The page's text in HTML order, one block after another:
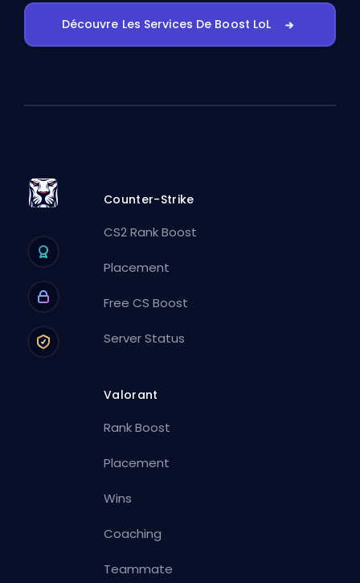
Découvre Les Services De Boost LoL
Counter-Strike
CS2 Rank Boost
Placement
Free CS Boost
Server Status
Valorant
Rank Boost
Placement
Wins
Coaching
Teammate